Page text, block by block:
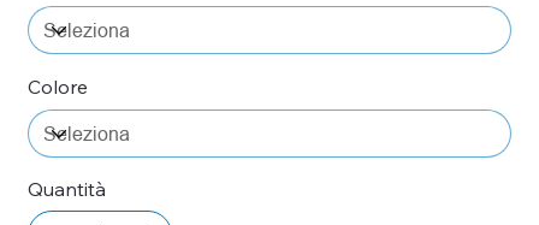
Colore
Quantità